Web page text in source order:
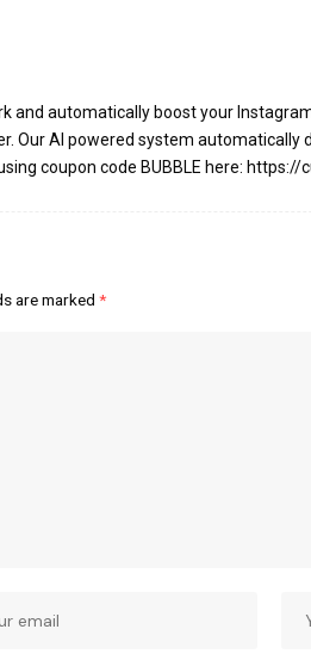
and automatically boost your
Our AI powered system automatically
coupon code BUBBLE here: https://
are marked *